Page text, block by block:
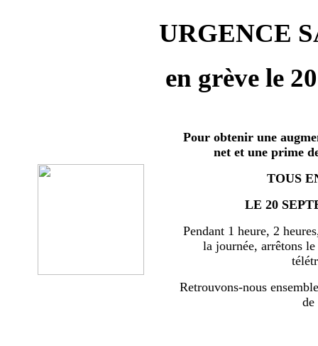
URGENCE
en grève le
Pour obtenir une
net et une prime
TOUS
LE 20
Pendant 1 heure, 2
la journée, arrêtons
Retrouvons-nous
de